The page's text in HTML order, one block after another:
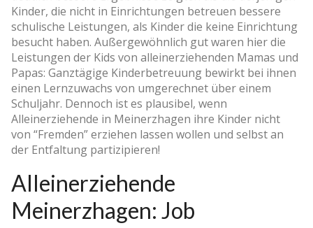
Kinder, die nicht in Einrichtungen betreuen bessere
schulische Leistungen, als Kinder die keine Einrichtung
besucht haben. Außergewöhnlich gut waren hier die
Leistungen der Kids von alleinerziehenden Mamas und
Papas: Ganztägige Kinderbetreuung bewirkt bei ihnen
einen Lernzuwachs von umgerechnet über einem
Schuljahr. Dennoch ist es plausibel, wenn
Alleinerziehende in Meinerzhagen ihre Kinder nicht
von “Fremden” erziehen lassen wollen und selbst an
der Entfaltung partizipieren!
Alleinerziehende
Meinerzhagen: Job